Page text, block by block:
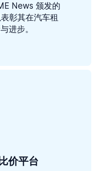
News 颁发的
彰其在汽车租
进步。
价平台